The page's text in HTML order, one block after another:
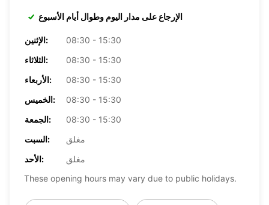
الإرجاع على مدار اليوم وطوال أيام الأسبوع
الإثنين:
08:30 - 15:30
الثلاثاء:
08:30 - 15:30
الأربعاء:
08:30 - 15:30
الخميس:
08:30 - 15:30
الجمعة:
08:30 - 15:30
السبت:
مغلق
الأحد:
مغلق
These opening hours may vary due to public holidays.